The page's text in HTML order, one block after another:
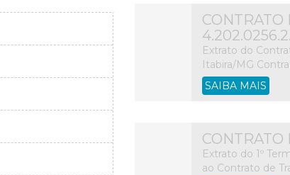
CONTRATO
Extrato do
Itabira/MG
SAIBA MAIS
Extrato do 1º
ao Contrato de